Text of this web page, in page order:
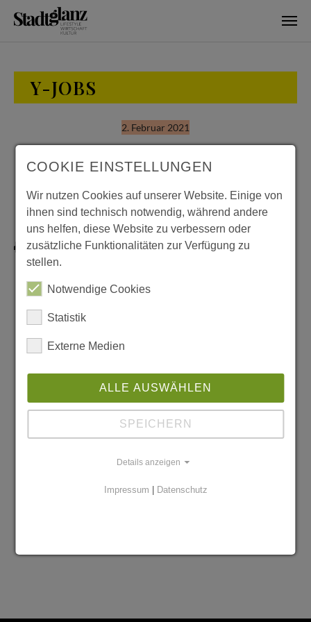
Y-JOBS
2. Februar 2021
Brauhaus Fallersleben
https://www.brauhaus-fallersleben.de/
Mehr aus dieser Rubrik
COOKIE EINSTELLUNGEN
Wir nutzen Cookies auf unserer Website. Einige von
ihnen sind technisch notwendig, während andere
uns helfen, diese Website zu verbessern oder
zusätzliche Funktionalitäten zur Verfügung zu
stellen.
Notwendige Cookies
Statistik
Externe Medien
ALLE AUSWÄHLEN
SPEICHERN
Details anzeigen
Impressum Datenschutz